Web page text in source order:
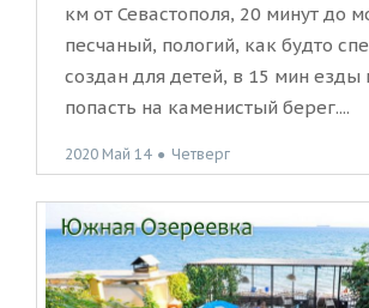
км от Севастополя, 20 минут до
песчаный, пологий, как будто
создан для детей, в 15 мин езды
попасть на каменистый берег....
2020 Май 14 ● Четверг